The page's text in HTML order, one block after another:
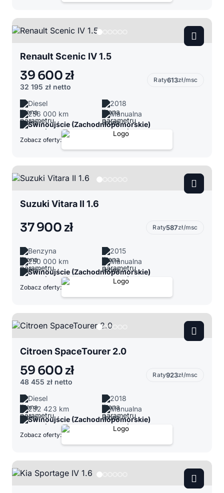
Renault Scenic IV 1.5
39 600 zł
32 195 zł netto
Raty613zł/msc
Diesel
2018
256 000 km
Manualna
Świnoujście (Zachodniopomorskie)
Zobacz oferty:
Suzuki Vitara II 1.6
37 900 zł Raty587zł/msc
Benzyna
2015
250 000 km
Manualna
Świnoujście (Zachodniopomorskie)
Zobacz oferty:
Citroen SpaceTourer 2.0
59 600 zł
48 455 zł netto
Raty923zł/msc
Diesel
2018
232 423 km
Manualna
Świnoujście (Zachodniopomorskie)
Zobacz oferty: